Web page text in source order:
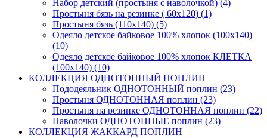
Набор детский (простыня с наволочкой) (4)
Простыня бязь на резинке ( 60х120) (1)
Простыня бязь (110х140) (5)
Одеяло детское байковое 100% хлопок (100х140)
(10)
Одеяло детское байковое 100% хлопок КЛЕТКА
(100х140) (10)
КОЛЛЕКЦИЯ ОДНОТОННЫЙ ПОПЛИН
Пододеяльник ОДНОТОННЫЙ поплин (23)
Простыня ОДНОТОННАЯ поплин (23)
Простыня на резинке ОДНОТОННАЯ поплин (22)
Наволочки ОДНОТОННЫЕ поплин (23)
КОЛЛЕКЦИЯ ЖАККАРД ПОПЛИН